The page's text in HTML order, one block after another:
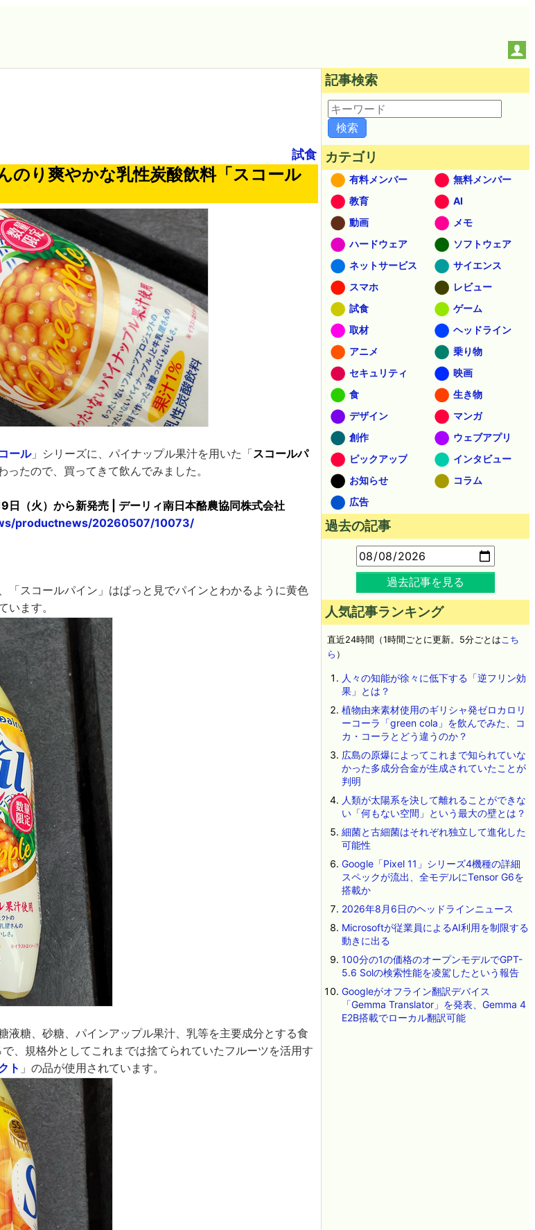
試食
のり爽やかな乳性炭酸飲料「スコール
ール」シリーズに、パイナップル果汁を用いた「スコールパ
たので、買ってきて飲んでみました。
（火）から新発売 | デーリィ南日本酪農協同株式会社
productnews/20260507/10073/
「スコールパイン」はぱっと見でパインとわかるように黄色
います。
液糖、砂糖、パインアップル果汁、乳等を主要成分とする食
、規格外としてこれまでは捨てられていたフルーツを活用す
ト 」の品が使用されています。
記事検索
カテゴリ
有料メンバー
無料メンバー
教育
AI
動画
メモ
ハードウェア
ソフトウェア
ネットサービス
サイエンス
スマホ
レビュー
試食
ゲーム
取材
ヘッドライン
アニメ
乗り物
セキュリティ
映画
食
生き物
デザイン
マンガ
創作
ウェブアプリ
ピックアップ
インタビュー
お知らせ
コラム
広告
過去の記事
過去記事を見る
人気記事ランキング
直近24時間（1時間ごとに更新。5分ごとはこち
ら ）
人々の知能が徐々に低下する「逆フリン効
果」とは？
植物由来素材使用のギリシャ発ゼロカロリ
ーコーラ「green cola」を飲んでみた、コ
カ・コーラとどう違うのか？
広島の原爆によってこれまで知られていな
かった多成分合金が生成されていたことが
判明
人類が太陽系を決して離れることができな
い「何もない空間」という最大の壁とは？
細菌と古細菌はそれぞれ独立して進化した
可能性
Google「Pixel 11」シリーズ4機種の詳細
スペックが流出、全モデルにTensor G6を
搭載か
2026年8月6日のヘッドラインニュース
Microsoftが従業員によるAI利用を制限する
動きに出る
100分の1の価格のオープンモデルでGPT-
5.6 Solの検索性能を凌駕したという報告
Googleがオフライン翻訳デバイス
「Gemma Translator」を発表、Gemma 4
E2B搭載でローカル翻訳可能